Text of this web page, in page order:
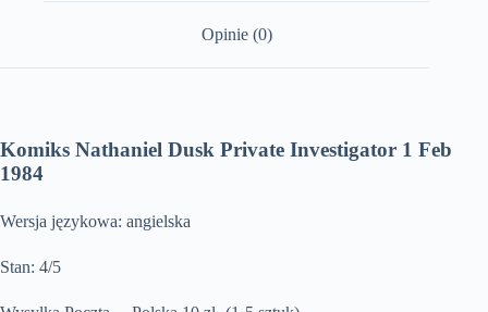
Opinie (0)
Komiks Nathaniel Dusk Private Investigator 1 Feb
1984
Wersja językowa: angielska
Stan: 4/5